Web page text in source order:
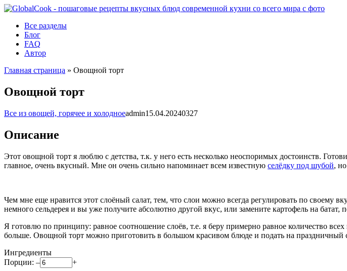
Перейти
контентуВсе разделы
Блог
FAQ
Автор
Главная страница » Овощной торт
Овощной торт
Все из овощей, горячее и холодноеadmin15.04.20240327
Описание
Этот овощной торт я люблю с детства, т.к. у него есть несколько неоспоримых достоинств.
главное, очень вкусный. Мне он очень сильно напоминает всем известную селёдку под шубой,
Чем мне еще нравится этот слоёный салат, тем, что слои можно всегда регулировать по своему
немного сельдерея и вы уже получите абсолютно другой вкус, или замените картофель на батат,
Я готовлю по принципу: равное соотношение слоёв, т.е. я беру примерно равное количество
больше. Овощной торт можно приготовить в большом красивом блюде и подать на праздничный
Ингредиенты
Порции: – +